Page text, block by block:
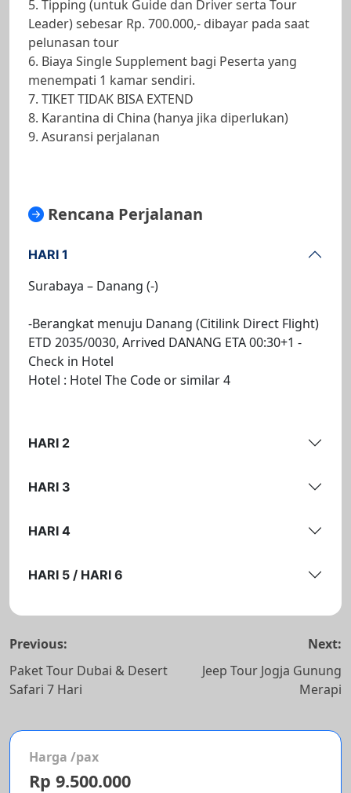
5. Tipping (untuk Guide dan Driver serta Tour
Leader) sebesar Rp. 700.000,- dibayar pada saat
pelunasan tour
6. Biaya Single Supplement bagi Peserta yang
menempati 1 kamar sendiri.
7. TIKET TIDAK BISA EXTEND
8. Karantina di China (hanya jika diperlukan)
9. Asuransi perjalanan
Rencana Perjalanan
HARI 1
Surabaya – Danang (-)
-Berangkat menuju Danang (Citilink Direct Flight)
ETD 2035/0030, Arrived DANANG ETA 00:30+1 -
Check in Hotel
Hotel : Hotel The Code or similar 4
HARI 2
HARI 3
HARI 4
HARI 5 / HARI 6
Navigasi
pos
Previous:
Paket Tour Dubai & Desert
Safari 7 Hari
Next:
Jeep Tour Jogja Gunung
Merapi
Harga /pax
Rp 9.500.000